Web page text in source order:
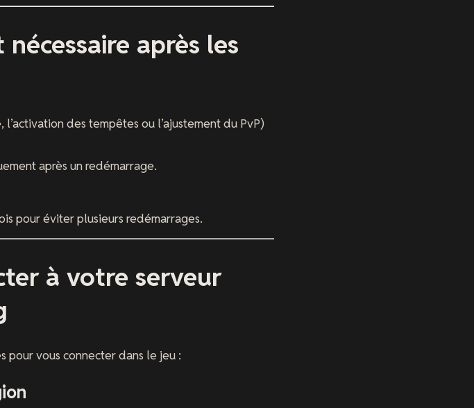
après les
des tempêtes ou l’ajustement du PvP)
après un redémarrage.
pour éviter plusieurs redémarrages.
à votre serveur
pour vous connecter dans le jeu :